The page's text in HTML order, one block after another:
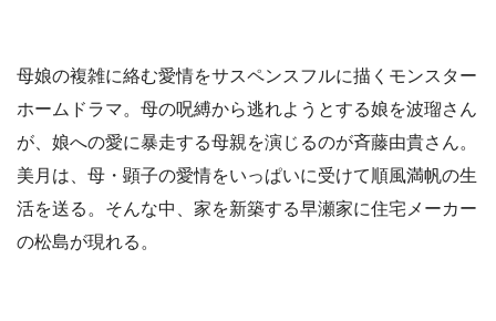
母娘の複雑に絡む愛情をサスペンスフルに描くモンスター
ホームドラマ。母の呪縛から逃れようとする娘を波瑠さん
が、娘への愛に暴走する母親を演じるのが斉藤由貴さん。
美月は、母・顕子の愛情をいっぱいに受けて順風満帆の生
活を送る。そんな中、家を新築する早瀬家に住宅メーカー
の松島が現れる。